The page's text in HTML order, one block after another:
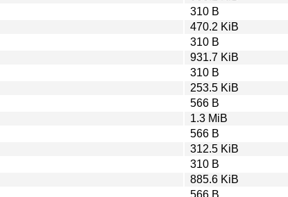
310 B
470.2 KiB
310 B
931.7 KiB
310 B
253.5 KiB
566 B
1.3 MiB
566 B
312.5 KiB
310 B
885.6 KiB
566 B